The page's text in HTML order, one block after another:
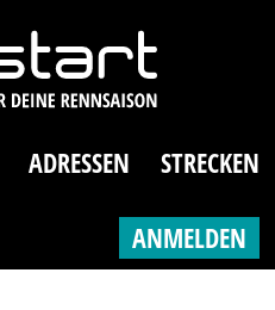
ADRESSEN STRECKEN
ANMELDEN